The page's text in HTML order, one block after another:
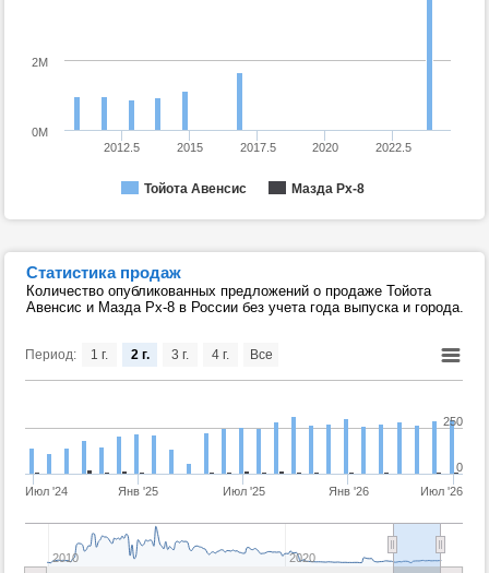
Тойота Авенсис Мазда Рх-8
2012.5 2015 2017.5 2020 2022.5
0M
2M
Статистика продаж
Количество опубликованных предложений о продаже Тойота
Авенсис и Мазда Рх-8 в России без учета года выпуска и города.
Период:
Июл '24 Янв '25 Июл '25 Янв '26 Июл '26
2010 2020
0
250
1 г. 2 г. 3 г. 4 г. Все